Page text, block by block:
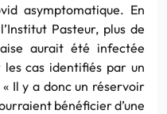
asymptomatique. En
Pasteur, plus de
aurait été infectée
cas identifiés par un
Il y a donc un réservoir
bénéficier d’une